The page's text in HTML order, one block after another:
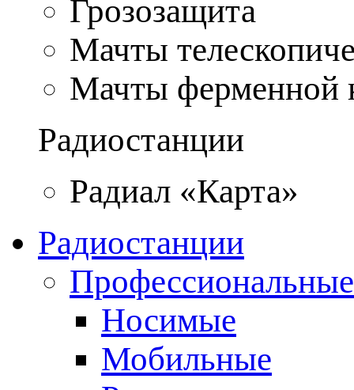
Грозозащита
Мачты
Мачты ферменной
Радиостанции
Радиал «Карта»
Радиостанции
Носимые
Мобильные